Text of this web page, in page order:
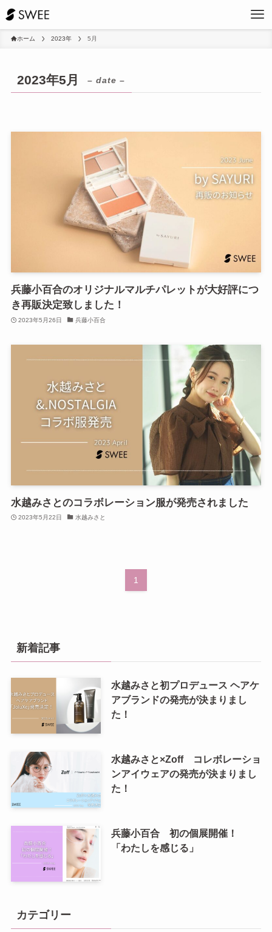
ホーム 2023年 5月
2023年5月 – date –
兵藤小百合のオリジナルマルチパレットが大好評につ
き再販決定致しました！
2023年5月26日 兵藤小百合
水越みさとのコラボレーション服が発売されました
2023年5月22日 水越みさと
1
新着記事
水越みさと初プロデュース ヘアケ
アブランドの発売が決まりまし
た！
水越みさと×Zoff コレボレーショ
ンアイウェアの発売が決まりまし
た！
兵藤小百合 初の個展開催！
「わたしを感じる」
カテゴリー